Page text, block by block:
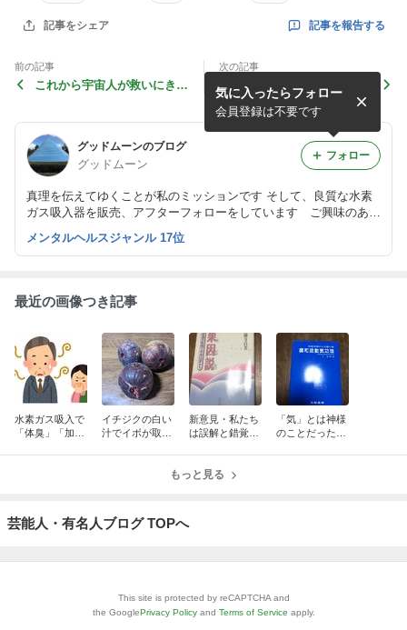
記事をシェア 記事を報告する
前の記事
これから宇宙人が救いにきま
次の記事
夏のシャワーはやめましょ
う‼️
グッドムーンのブログ
グッドムーン
真理を伝えてゆくことが私のミッションです そして、良質な水素
ガス吸入器を販売、アフターフォローをしています ご興味のある
方はご連絡ください goodmoon51@yahoo.ne.jp 篠崎携帯08014440
018 水素と健康ブログ https://ameblo.jp/hamony51/ Facebookは篠
気に入ったらフォロー
会員登録は不要です
フォロー
メンタルヘルスジャンル 17位
最近の画像つき記事
水素ガス吸入で
「体臭」「加齢
イチジクの白い
汁でイボが取れ
新意見・私たち
は誤解と錯覚の
か⁉️
「気」とは神様
のことだったの
もっと見る
芸能人・有名人ブログ TOPへ
This site is protected by reCAPTCHA and
the GooglePrivacy Policy and Terms of Service apply.